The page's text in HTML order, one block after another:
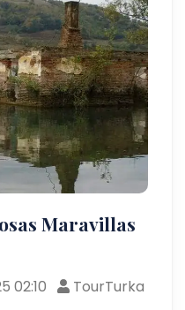
Maravillas
02:10
TourTurka